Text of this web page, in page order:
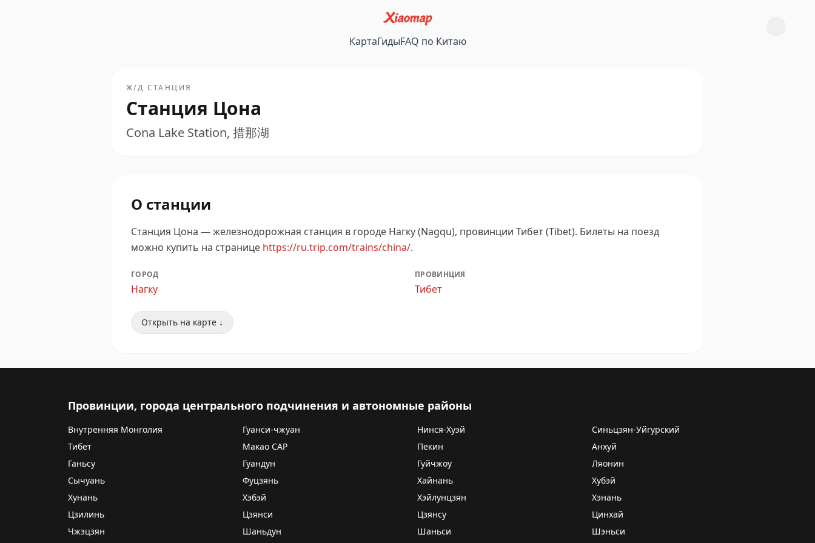
КартаГидыFAQ по Китаю
Ж/Д СТАНЦИЯ
Станция Цона
Cona Lake Station, 措那湖
О станции
Станция Цона — железнодорожная станция в городе Нагку (Nagqu), провинции Тибет (Tibet). Билеты на поезд
можно купить на странице https://ru.trip.com/trains/china/.
ГОРОД
Нагку
ПРОВИНЦИЯ
Тибет
Открыть на карте ↓
Провинции, города центрального подчинения и автономные районы
Внутренняя Монголия Гуанси-чжуан Нинся-Хуэй
Синьцзян-Уйгурский
Тибет
Макао САР Пекин
Анхуй
Ганьсу
Гуандун Гуйчжоу
Ляонин
Сычуань
Фуцзянь Хайнань
Хубэй
Хунань
Хэбэй Хэйлунцзян
Хэнань
Цзилинь
Цзянси Цзянсу
Цинхай
Чжэцзян
Шаньдун Шаньси
Шэньси